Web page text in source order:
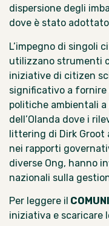
dispersione degli
dove è stato adottato
L’impegno di singoli
utilizzano strumenti
iniziative di citizen
significativo a
politiche ambientali a
dell’Olanda dove i
littering di Dirk
nei rapporti
diverse Ong, hanno
nazionali sulla
Per leggere il
iniziativa e scaricare